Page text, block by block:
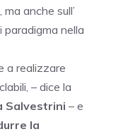
anche sull’
paradigma nella
a realizzare
– dice la
Salvestrini – e
la